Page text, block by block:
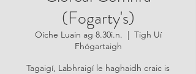
(Fogarty's)
Oíche Luain ag 8.30i.n.
  |
Tigh Uí
Fhógartaigh
Tagaigí, Labhraigí le haghaidh craic is